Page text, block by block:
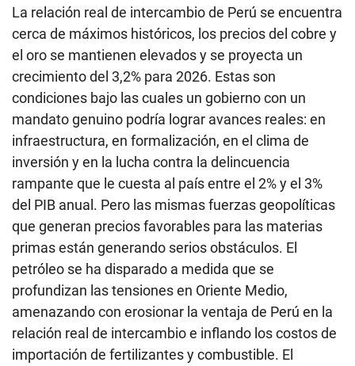
La relación real de intercambio de Perú se encuentra
cerca de máximos históricos, los precios del cobre y
el oro se mantienen elevados y se proyecta un
crecimiento del 3,2% para 2026. Estas son
condiciones bajo las cuales un gobierno con un
mandato genuino podría lograr avances reales: en
infraestructura, en formalización, en el clima de
inversión y en la lucha contra la delincuencia
rampante que le cuesta al país entre el 2% y el 3%
del PIB anual. Pero las mismas fuerzas geopolíticas
que generan precios favorables para las materias
primas están generando serios obstáculos. El
petróleo se ha disparado a medida que se
profundizan las tensiones en Oriente Medio,
amenazando con erosionar la ventaja de Perú en la
relación real de intercambio e inflando los costos de
importación de fertilizantes y combustible. El